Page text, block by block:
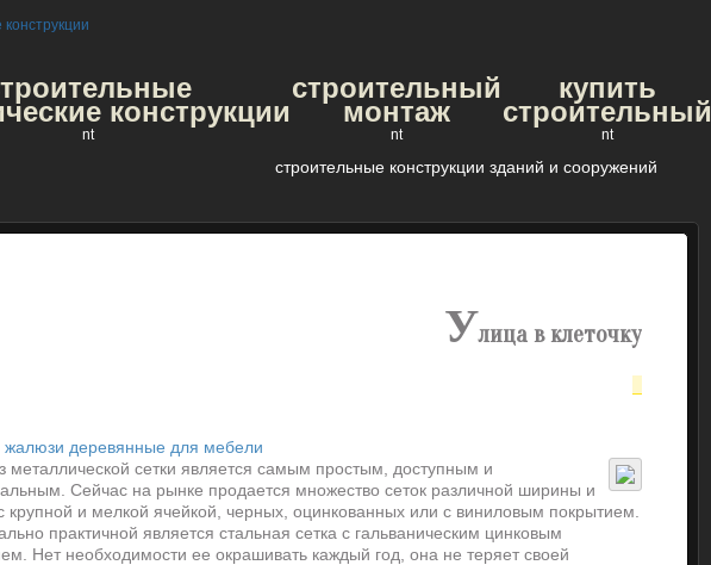
конструкции
nt
строительный
монтаж
nt
купить
строительный
nt
строительные конструкции зданий и сооружений
Улица в клеточку
деревянные для мебели
металлической сетки является самым простым, доступным и
Сейчас на рынке продается множество сеток различной ширины и
крупной и мелкой ячейкой, черных, оцинкованных или с виниловым покрытием.
практичной является стальная сетка с гальваническим цинковым
Нет необходимости ее окрашивать каждый год, она не теряет своей